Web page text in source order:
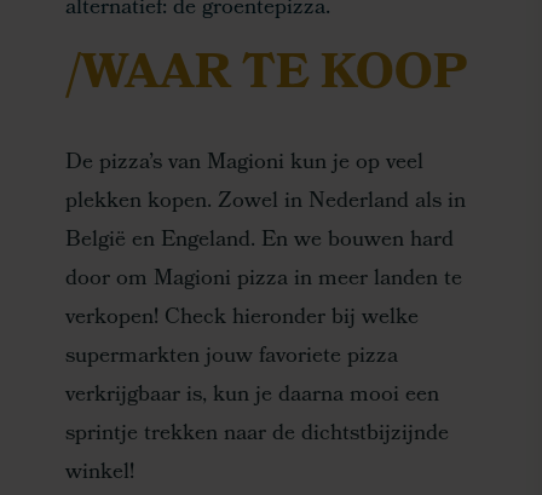
alternatief: de groentepizza.
/WAAR TE KOOP
De pizza’s van Magioni kun je op veel
plekken kopen. Zowel in Nederland als in
België en Engeland. En we bouwen hard
door om Magioni pizza in meer landen te
verkopen! Check hieronder bij welke
supermarkten jouw favoriete pizza
verkrijgbaar is, kun je daarna mooi een
sprintje trekken naar de dichtstbijzijnde
winkel!